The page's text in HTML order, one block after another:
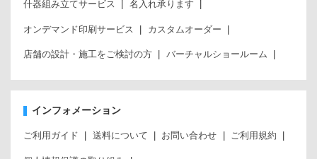
什器組み立てサービス 名入れ承ります
オンデマンド印刷サービス カスタムオーダー
店舗の設計・施工をご検討の方 バーチャルショールーム
インフォメーション
ご利用ガイド 送料について お問い合わせ ご利用規約